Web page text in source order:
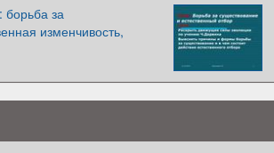
за
изменчивость,